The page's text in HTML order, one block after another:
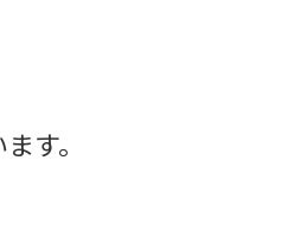
す。